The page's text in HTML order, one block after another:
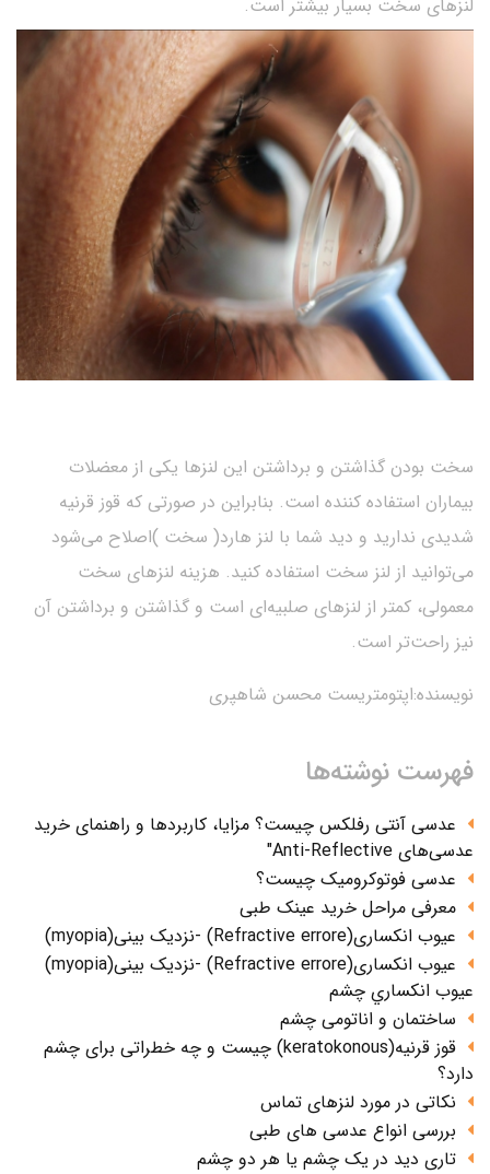
لنزهای سخت بسیار بیشتر است.
سخت بودن گذاشتن و برداشتن این لنزها یکی از معضلات
بیماران استفاده کننده است. بنابراین در صورتی که قوز قرنیه
شدیدی ندارید و دید شما با لنز هارد( سخت )اصلاح می‌شود
می‌توانید از لنز سخت استفاده کنید. هزینه لنزهای سخت
معمولی، کمتر از لنزهای صلبیه‌ای است و گذاشتن و برداشتن آن
نیز راحت‌تر است.
نویسنده:اپتومتریست محسن شاهپری
فهرست نوشته‌ها
عدسی آنتی رفلکس چیست؟ مزایا، کاربردها و راهنمای خرید
عدسی‌های Anti-Reflective"
عدسی فوتوکرومیک چیست؟
معرفی مراحل خرید عینک طبی
عیوب انکساری(Refractive errore) -نزدیک بینی(myopia)
عیوب انکساری(Refractive errore) -نزدیک بینی(myopia)
عيوب انکساري چشم
ساختمان و اناتومی چشم
قوز قرنیه(keratokonous) چیست و چه خطراتی برای چشم
دارد؟
نکاتی در مورد لنزهای تماس
بررسی انواع عدسی های طبی
تاری دید در یک چشم یا هر دو چشم